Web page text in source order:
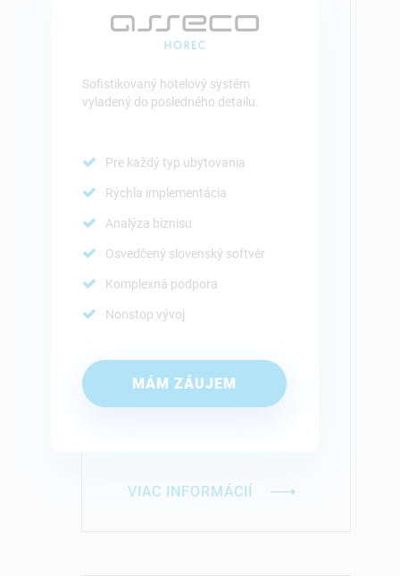
Sofistikovaný hotelový systém
vyladený do posledného detailu.
Pre každý typ ubytovania
Rýchla implementácia
Analýza biznisu
Osvedčený slovenský softvér
Komplexná podpora
Nonstop vývoj
MÁM ZÁUJEM
VIAC INFORMÁCIÍ